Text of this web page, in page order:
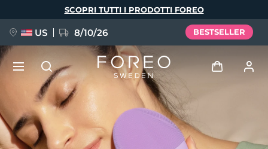
SCOPRI TUTTI I PRODOTTI FOREO
US 8/10/26 BESTSELLER
Profilo utente
NUOVO
BREAKING NEWS
Lingua